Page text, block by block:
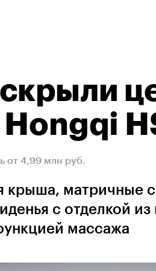
от 4,99 млн руб.
крыша, матричные
с отделкой
массажа